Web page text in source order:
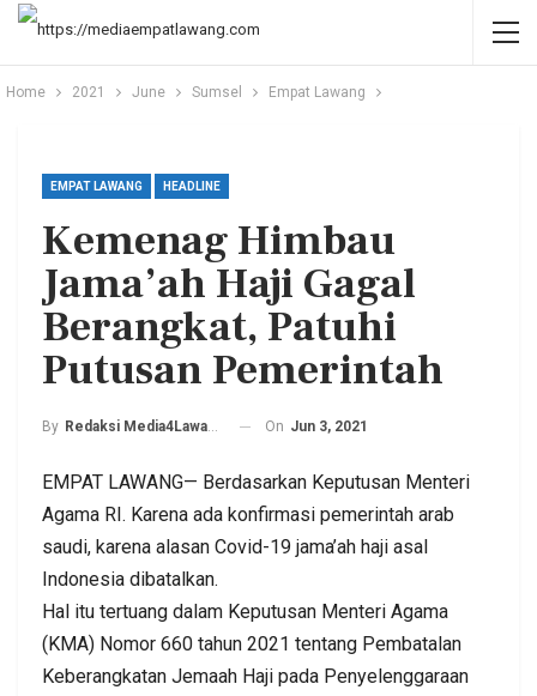
Home 2021 June Sumsel Empat Lawang
EMPAT LAWANG HEADLINE
Kemenag Himbau
Jama’ah Haji Gagal
Berangkat, Patuhi
Putusan Pemerintah
By Redaksi Media4Lawang On Jun 3, 2021
EMPAT LAWANG— Berdasarkan Keputusan Menteri
Agama RI. Karena ada konfirmasi pemerintah arab
saudi, karena alasan Covid-19 jama’ah haji asal
Indonesia dibatalkan.
Hal itu tertuang dalam Keputusan Menteri Agama
(KMA) Nomor 660 tahun 2021 tentang Pembatalan
Keberangkatan Jemaah Haji pada Penyelenggaraan